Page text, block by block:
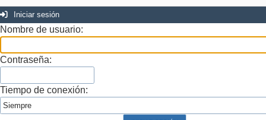
Iniciar sesión
Nombre de usuario:
Contraseña:
Tiempo de conexión: